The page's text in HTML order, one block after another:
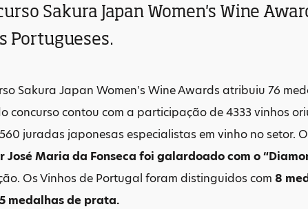
Sakura Japan Women's Wine
Portugueses.
Sakura Japan Women's Wine Awards atribuiu 76
concurso contou com a participação de 4333 vinhos
juradas japonesas especialistas em vinho no setor.
José Maria da Fonseca foi galardoado com o
Os Vinhos de Portugal foram distinguidos com 8
medalhas de prata.